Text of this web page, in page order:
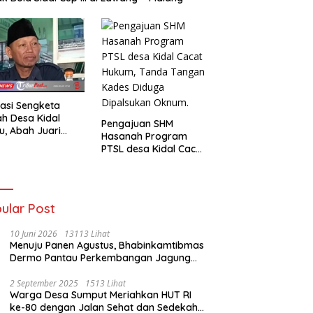
Sengketa
Desa Kidal
Abah Juari
Hak
Pengajuan SHM
Hasanah Program
PTSL desa Kidal Cacat
Post
10 Juni 2026 13113 Lihat
Menuju Panen Agustus, Bhabinkamtibmas
Dermo Pantau Perkembangan Jagung
2 September 2025 1513 Lihat
Warga Desa Sumput Meriahkan HUT RI
ke-80 dengan Jalan Sehat dan Sedekah